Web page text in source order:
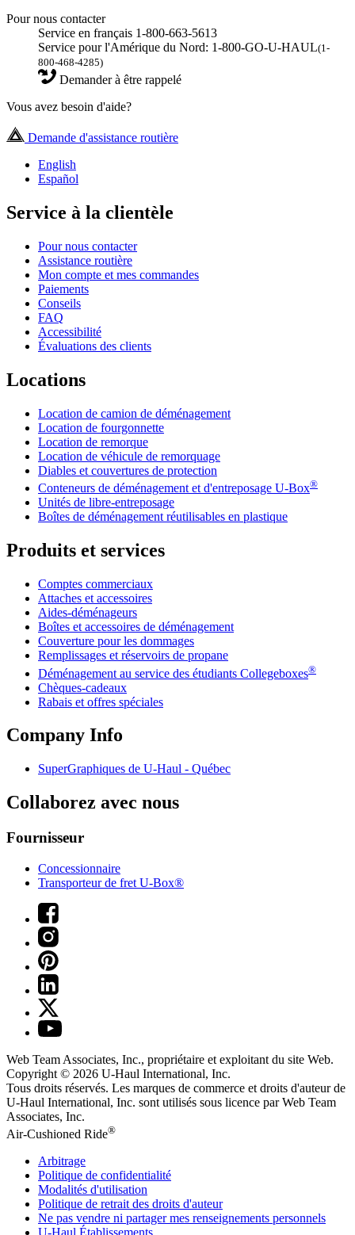
Pour nous contacter
Service en français 1-800-663-5613
Service pour l'Amérique du Nord: 1-800-GO-U-HAUL(1-
800-468-4285)
Demander à être rappelé
Vous avez besoin d'aide?
Demande d'assistance routière
English
Español
Service à la clientèle
Pour nous contacter
Assistance routière
Mon compte et mes commandes
Paiements
Conseils
FAQ
Accessibilité
Évaluations des clients
Locations
Location de camion de déménagement
Location de fourgonnette
Location de remorque
Location de véhicule de remorquage
Diables et couvertures de protection
Conteneurs de déménagement et d'entreposage U-Box®
Unités de libre-entreposage
Boîtes de déménagement réutilisables en plastique
Produits et services
Comptes commerciaux
Attaches et accessoires
Aides-déménageurs
Boîtes et accessoires de déménagement
Couverture pour les dommages
Remplissages et réservoirs de propane
Déménagement au service des étudiants Collegeboxes®
Chèques-cadeaux
Rabais et offres spéciales
Company Info
SuperGraphiques de U-Haul - Québec
Collaborez avec nous
Fournisseur
Concessionnaire
Transporteur de fret U-Box®
Web Team Associates, Inc., propriétaire et exploitant du site Web.
Copyright © 2026 U-Haul International, Inc.
Tous droits réservés. Les marques de commerce et droits d'auteur de
U-Haul International, Inc. sont utilisés sous licence par Web Team
Associates, Inc.
Air-Cushioned Ride®
Arbitrage
Politique de confidentialité
Modalités d'utilisation
Politique de retrait des droits d'auteur
Ne pas vendre ni partager mes renseignements personnels